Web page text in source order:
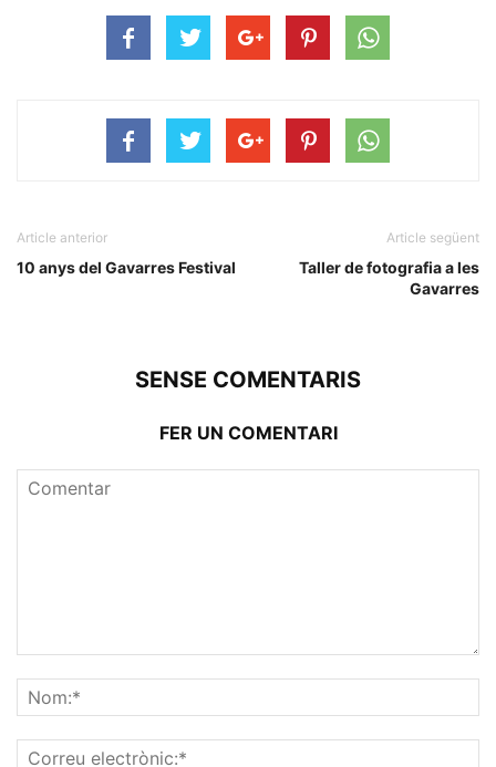
Article anterior
10 anys del Gavarres Festival
Article següent
Taller de fotografia a les
Gavarres
SENSE COMENTARIS
FER UN COMENTARI